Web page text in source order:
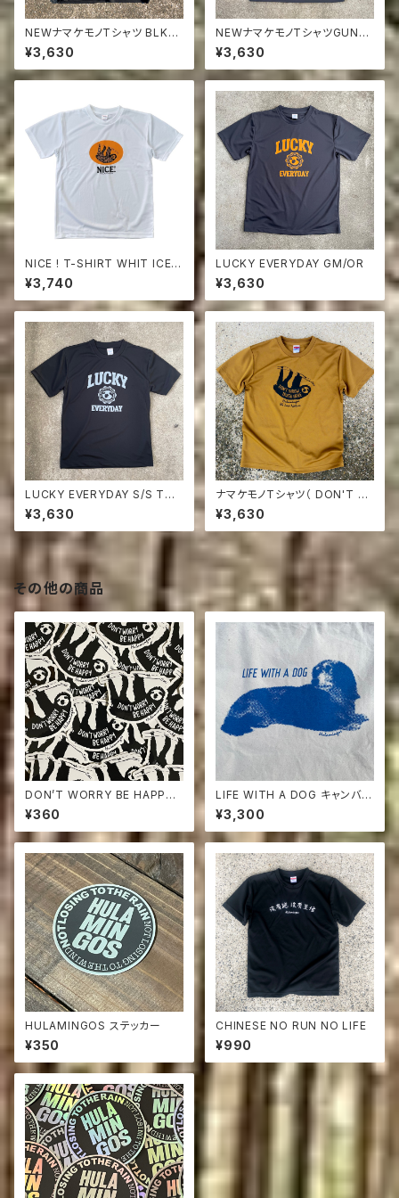
NEWナマケモノTシャツ BLK（
DON'T THROW TRASH HE
RE )
¥3,630
NEWナマケモノTシャツGUNM
ETA/ ORG（ DON'T THROW
TRASH HERE )
¥3,630
NICE ! T-SHIRT WHIT ICEG
RAY
¥3,740
LUCKY EVERYDAY GM/OR
¥3,630
LUCKY EVERYDAY S/S Tシ
ャツBLACK
¥3,630
ナマケモノTシャツ（ DON'T T
HROW TRASH HERE ) コヨ
ーテブラウン
¥3,630
その他の商品
DON’T WORRY BE HAPPY
STICKER ナマケモノ ステッカ
ー
¥360
LIFE WITH A DOG キャンバス
トートバッグ
¥3,300
HULAMINGOS ステッカー
¥350
CHINESE NO RUN NO LIFE
¥990